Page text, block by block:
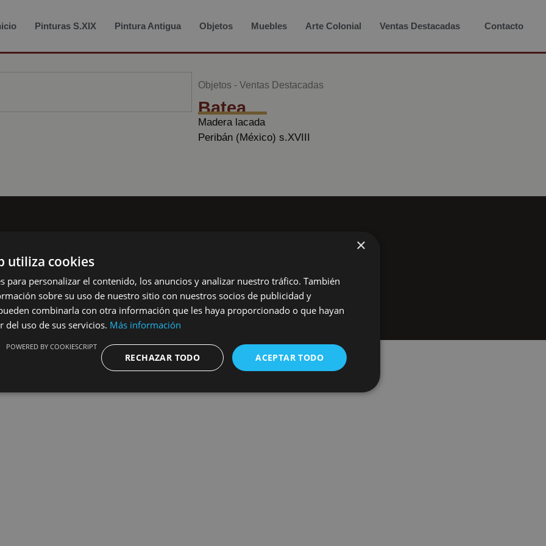
Pinturas S.XIX Pintura Antigua Objetos Muebles Arte Colonial Ventas Destacadas Contacto
Objetos - Ventas Destacadas
Batea
Madera lacada
Peribán (México) s.XVIII
356 725
Política de Privacidad
Aviso Legal
×
utiliza cookies
para personalizar el contenido, los anuncios y analizar nuestro tráfico. También
sobre su uso de nuestro sitio con nuestros socios de publicidad y
combinarla con otra información que les haya proporcionado o que hayan
del uso de sus servicios. Más información
ACEPTAR TODO
RECHAZAR TODO
POWERED BY COOKIESCRIPT